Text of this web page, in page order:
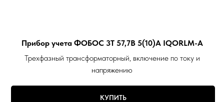
Прибор учета ФОБОС 3Т 57,7В 5(10)А IQORLM-A
Трехфазный трансформаторный, включение по току и
напряжению
КУПИТЬ